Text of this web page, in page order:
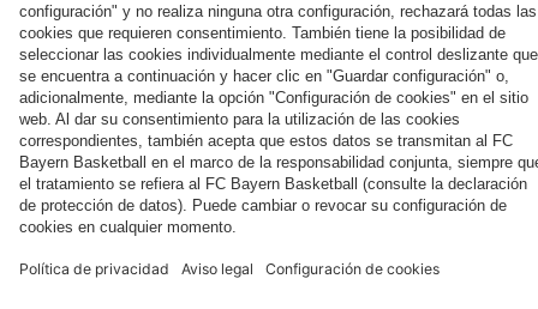
momentos
del partido
contra el
Aston Villa
sus cuatro
días en Jeju
momentos
del partido
contra el
Jeju
en
Rottach-
Egern
de Nathaniel
Brown y
compañía
de
entrenamiento
de la
pretemporada
Colaborador